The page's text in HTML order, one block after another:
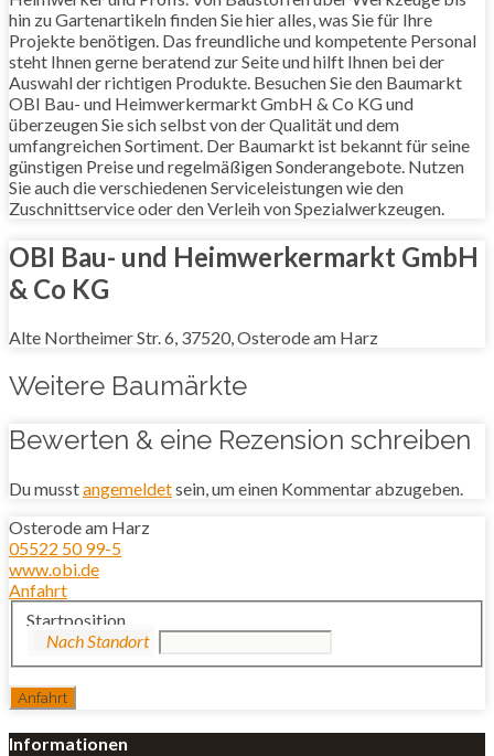
hin zu Gartenartikeln finden Sie hier alles, was Sie für Ihre
Projekte benötigen. Das freundliche und kompetente Personal
steht Ihnen gerne beratend zur Seite und hilft Ihnen bei der
Auswahl der richtigen Produkte. Besuchen Sie den Baumarkt
OBI Bau- und Heimwerkermarkt GmbH & Co KG und
überzeugen Sie sich selbst von der Qualität und dem
umfangreichen Sortiment. Der Baumarkt ist bekannt für seine
günstigen Preise und regelmäßigen Sonderangebote. Nutzen
Sie auch die verschiedenen Serviceleistungen wie den
Zuschnittservice oder den Verleih von Spezialwerkzeugen.
OBI Bau- und Heimwerkermarkt GmbH
& Co KG
Alte Northeimer Str. 6, 37520, Osterode am Harz
Weitere Baumärkte
Bewerten & eine Rezension schreiben
Du musstangemeldetsein, um einen Kommentar abzugeben.
Osterode am Harz
05522 50 99-5
www.obi.de
Anfahrt
Startposition
Informationen